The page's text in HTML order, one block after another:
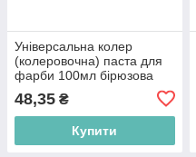
Універсальна колер
(колеровочна) паста для
фарби 100мл бірюзова
ТМ MIX CONCENTRATE
BP
48,35 ₴
Купити